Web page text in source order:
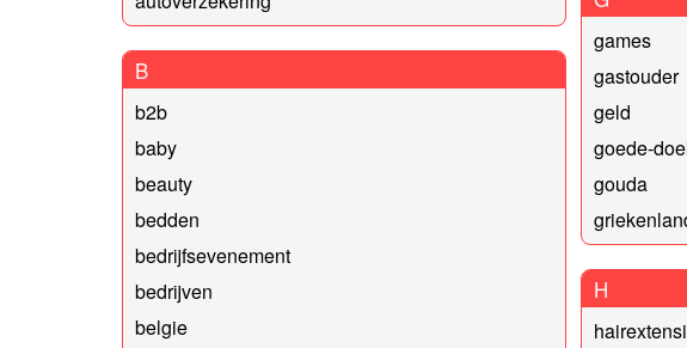
B
b2b
baby
beauty
bedden
bedrijfsevenement
bedrijven
belgie
games
gastouder
geld
goede-
gouda
H